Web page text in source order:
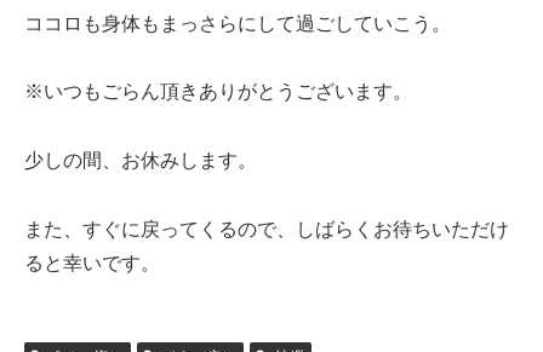
ココロも身体もまっさらにして過ごしていこう。
※いつもごらん頂きありがとうございます。
少しの間、お休みします。
また、すぐに戻ってくるので、しばらくお待ちいただけ
ると幸いです。